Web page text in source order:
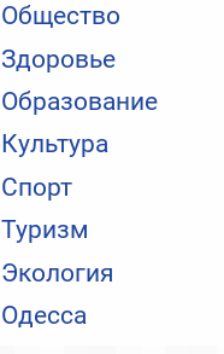
Общество
Здоровье
Образование
Культура
Спорт
Туризм
Экология
Одесса